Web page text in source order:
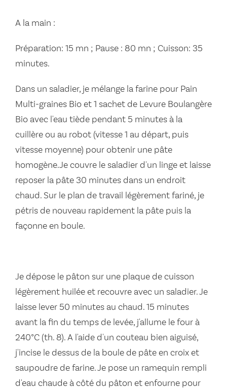
A la main :
Préparation: 15 mn ; Pause : 80 mn ; Cuisson: 35
minutes.
Dans un saladier, je mélange la farine pour Pain
Multi-graines Bio et 1 sachet de Levure Boulangère
Bio avec l'eau tiède pendant 5 minutes à la
cuillère ou au robot (vitesse 1 au départ, puis
vitesse moyenne) pour obtenir une pâte
homogène.Je couvre le saladier d'un linge et laisse
reposer la pâte 30 minutes dans un endroit
chaud. Sur le plan de travail légèrement fariné, je
pétris de nouveau rapidement la pâte puis la
façonne en boule.
Je dépose le pâton sur une plaque de cuisson
légèrement huilée et recouvre avec un saladier. Je
laisse lever 50 minutes au chaud. 15 minutes
avant la fin du temps de levée, j'allume le four à
240°C (th. 8). A l'aide d'un couteau bien aiguisé,
j'incise le dessus de la boule de pâte en croix et
saupoudre de farine. Je pose un ramequin rempli
d'eau chaude à côté du pâton et enfourne pour